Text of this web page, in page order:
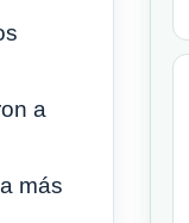
a
más